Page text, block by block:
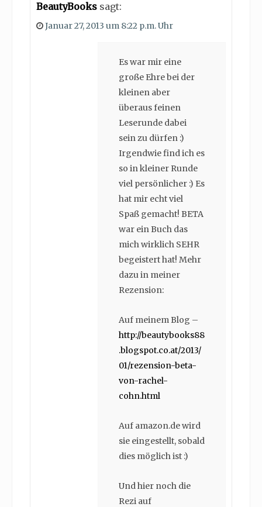
BeautyBooks sagt:
Januar 27, 2013 um 8:22 p.m. Uhr
Es war mir eine
große Ehre bei der
kleinen aber
überaus feinen
Leserunde dabei
sein zu dürfen :)
Irgendwie find ich es
so in kleiner Runde
viel persönlicher :) Es
hat mir echt viel
Spaß gemacht! BETA
war ein Buch das
mich wirklich SEHR
begeistert hat! Mehr
dazu in meiner
Rezension:
Auf meinem Blog –
http://beautybooks88
.blogspot.co.at/2013/
01/rezension-beta-
von-rachel-
cohn.html
Auf amazon.de wird
sie eingestellt, sobald
dies möglich ist :)
Und hier noch die
Rezi auf